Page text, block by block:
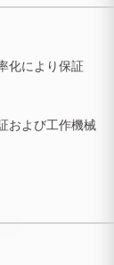
化により保証
および工作機械